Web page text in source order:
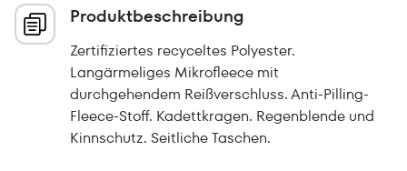
Produktbeschreibung
Zertifiziertes recyceltes Polyester.
Langärmeliges Mikrofleece mit
durchgehendem Reißverschluss. Anti-Pilling-
Fleece-Stoff. Kadettkragen. Regenblende und
Kinnschutz. Seitliche Taschen.